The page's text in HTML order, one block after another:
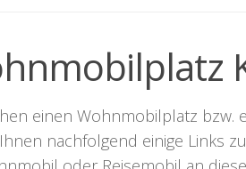
einen Wohnmobilplatz bzw.
nachfolgend einige Links